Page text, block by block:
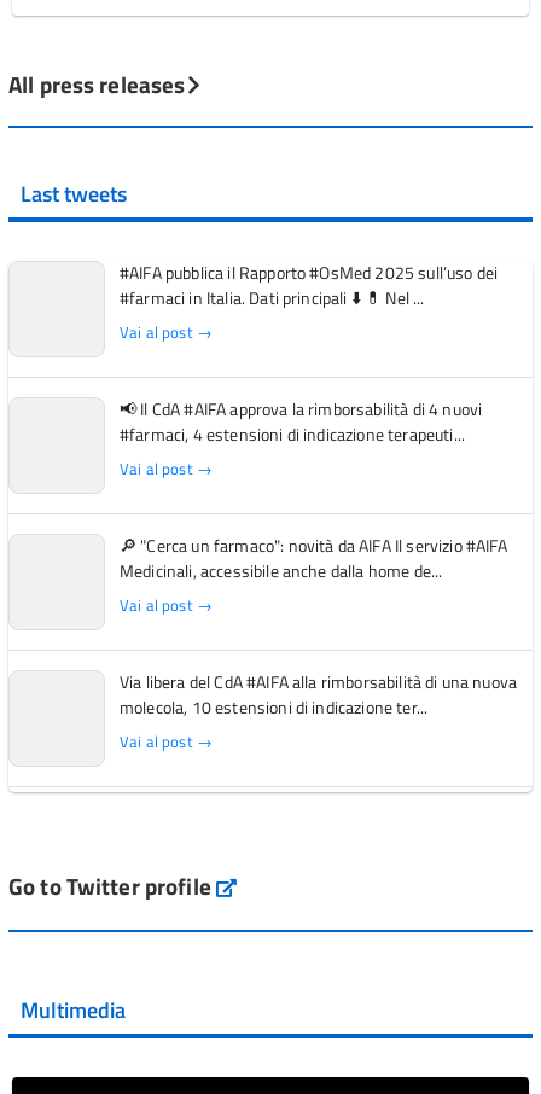
All press releases
Last tweets
#AIFA pubblica il Rapporto #OsMed 2025 sull’uso dei
#farmaci in Italia. Dati principali ⬇️ 💊 Nel ...
Vai al post →
📢 Il CdA #AIFA approva la rimborsabilità di 4 nuovi
#farmaci, 4 estensioni di indicazione terapeuti...
Vai al post →
🔎 "Cerca un farmaco": novità da AIFA Il servizio #AIFA
Medicinali, accessibile anche dalla home de...
Vai al post →
Via libera del CdA #AIFA alla rimborsabilità di una nuova
molecola, 10 estensioni di indicazione ter...
Vai al post →
Vai al post →
Vai al post →
Go to Twitter profile aifa_ufficiale
Multimedia